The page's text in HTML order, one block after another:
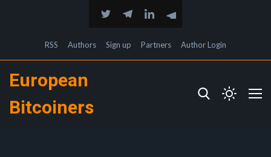
RSS Authors Sign up Partners Author Login
European
Bitcoiners